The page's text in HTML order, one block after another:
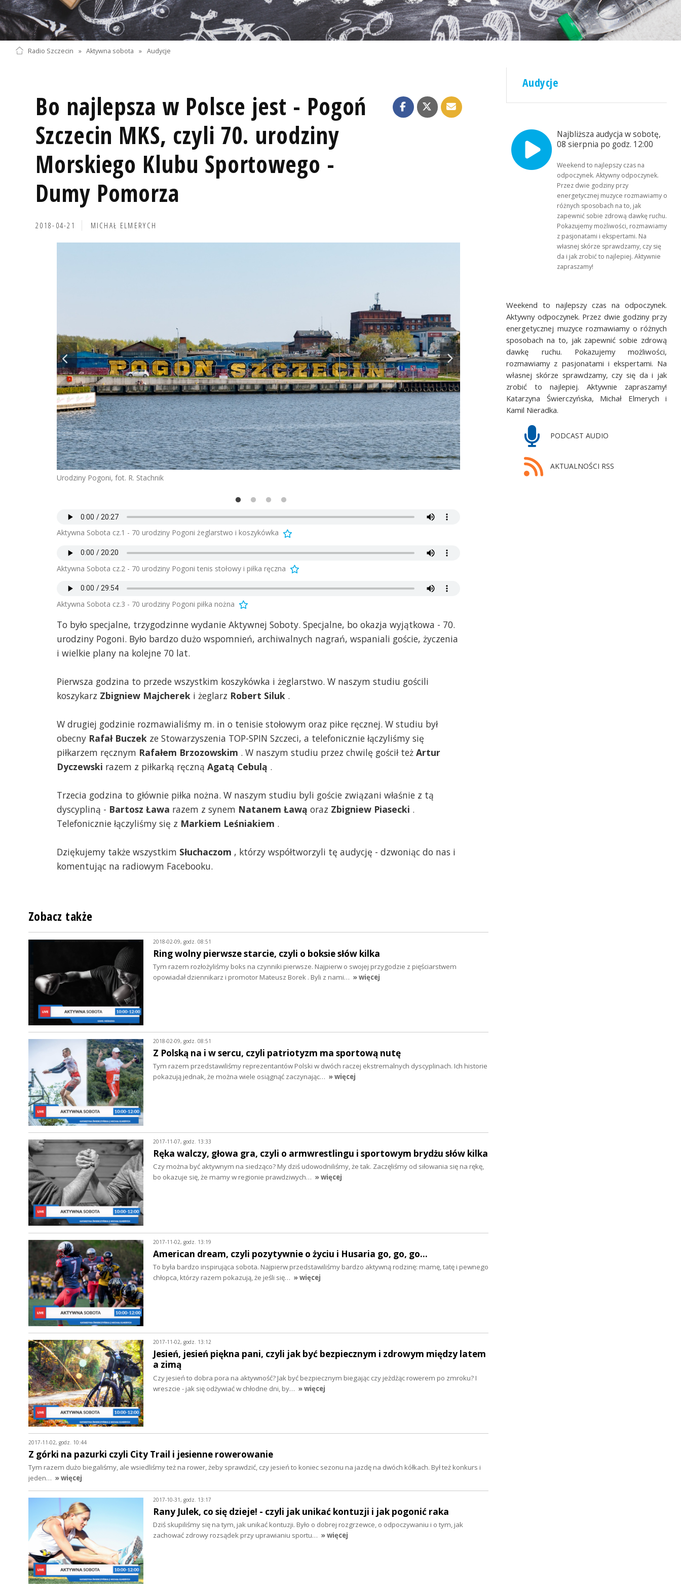
Radio Szczecin » Aktywna sobota » Audycje
Bo najlepsza w Polsce jest - Pogoń
Szczecin MKS, czyli 70. urodziny
Morskiego Klubu Sportowego -
Dumy Pomorza
2018-04-21 MICHAŁ ELMERYCH
Urodziny Pogoni, fot. R. Stachnik
Aktywna Sobota cz.1 - 70 urodziny Pogoni żeglarstwo i koszykówka
Aktywna Sobota cz.2 - 70 urodziny Pogoni tenis stołowy i piłka ręczna
Aktywna Sobota cz.3 - 70 urodziny Pogoni piłka nożna
To było specjalne, trzygodzinne wydanie Aktywnej Soboty. Specjalne, bo okazja wyjątkowa - 70.
urodziny Pogoni. Było bardzo dużo wspomnień, archiwalnych nagrań, wspaniali goście, życzenia
i wielkie plany na kolejne 70 lat.
Pierwsza godzina to przede wszystkim koszykówka i żeglarstwo. W naszym studiu gościli
koszykarz Zbigniew Majcherek i żeglarz Robert Siluk .
W drugiej godzinie rozmawialiśmy m. in o tenisie stołowym oraz piłce ręcznej. W studiu był
obecny Rafał Buczek ze Stowarzyszenia TOP-SPIN Szczeci, a telefonicznie łączyliśmy się
piłkarzem ręcznym Rafałem Brzozowskim . W naszym studiu przez chwilę gościł też Artur
Dyczewski razem z piłkarką ręczną Agatą Cebulą .
Trzecia godzina to głównie piłka nożna. W naszym studiu byli goście związani właśnie z tą
dyscypliną - Bartosz Ława razem z synem Natanem Ławą oraz Zbigniew Piasecki .
Telefonicznie łączyliśmy się z Markiem Leśniakiem .
Dziękujemy także wszystkim Słuchaczom , którzy współtworzyli tę audycję - dzwoniąc do nas i
komentując na radiowym Facebooku.
Audycje
Najbliższa audycja w sobotę,
08 sierpnia po godz. 12:00
Weekend to najlepszy czas na
odpoczynek. Aktywny odpoczynek.
Przez dwie godziny przy
energetycznej muzyce rozmawiamy o
różnych sposobach na to, jak
zapewnić sobie zdrową dawkę ruchu.
Pokazujemy możliwości, rozmawiamy
z pasjonatami i ekspertami. Na
własnej skórze sprawdzamy, czy się
da i jak zrobić to najlepiej. Aktywnie
zapraszamy!
Weekend to najlepszy czas na odpoczynek.
Aktywny odpoczynek. Przez dwie godziny przy
energetycznej muzyce rozmawiamy o różnych
sposobach na to, jak zapewnić sobie zdrową
dawkę ruchu. Pokazujemy możliwości,
rozmawiamy z pasjonatami i ekspertami. Na
własnej skórze sprawdzamy, czy się da i jak
zrobić to najlepiej. Aktywnie zapraszamy!
Katarzyna Świerczyńska, Michał Elmerych i
Kamil Nieradka.
PODCAST AUDIO
AKTUALNOŚCI RSS
Zobacz także
2018-02-09, godz. 08:51
Ring wolny pierwsze starcie, czyli o boksie słów kilka
Tym razem rozłożyliśmy boks na czynniki pierwsze. Najpierw o swojej przygodzie z pięściarstwem
opowiadał dziennikarz i promotor Mateusz Borek . Byli z nami… » więcej
2018-02-09, godz. 08:51
Z Polską na i w sercu, czyli patriotyzm ma sportową nutę
Tym razem przedstawiliśmy reprezentantów Polski w dwóch raczej ekstremalnych dyscyplinach. Ich historie
pokazują jednak, że można wiele osiągnąć zaczynając… » więcej
2017-11-07, godz. 13:33
Ręka walczy, głowa gra, czyli o armwrestlingu i sportowym brydżu słów kilka
Czy można być aktywnym na siedząco? My dziś udowodniliśmy, że tak. Zaczęliśmy od siłowania się na rękę,
bo okazuje się, że mamy w regionie prawdziwych… » więcej
2017-11-02, godz. 13:19
American dream, czyli pozytywnie o życiu i Husaria go, go, go...
To była bardzo inspirująca sobota. Najpierw przedstawiliśmy bardzo aktywną rodzinę: mamę, tatę i pewnego
chłopca, którzy razem pokazują, że jeśli się… » więcej
2017-11-02, godz. 13:12
Jesień, jesień piękna pani, czyli jak być bezpiecznym i zdrowym między latem
a zimą
Czy jesień to dobra pora na aktywność? Jak być bezpiecznym biegając czy jeżdżąc rowerem po zmroku? I
wreszcie - jak się odżywiać w chłodne dni, by… » więcej
2017-11-02, godz. 10:44
Z górki na pazurki czyli City Trail i jesienne rowerowanie
Tym razem dużo biegaliśmy, ale wsiedliśmy też na rower, żeby sprawdzić, czy jesień to koniec sezonu na jazdę na dwóch kółkach. Był też konkurs i
jeden… » więcej
2017-10-31, godz. 13:17
Rany Julek, co się dzieje! - czyli jak unikać kontuzji i jak pogonić raka
Dziś skupiliśmy się na tym, jak unikać kontuzji. Było o dobrej rozgrzewce, o odpoczywaniu i o tym, jak
zachować zdrowy rozsądek przy uprawianiu sportu… » więcej